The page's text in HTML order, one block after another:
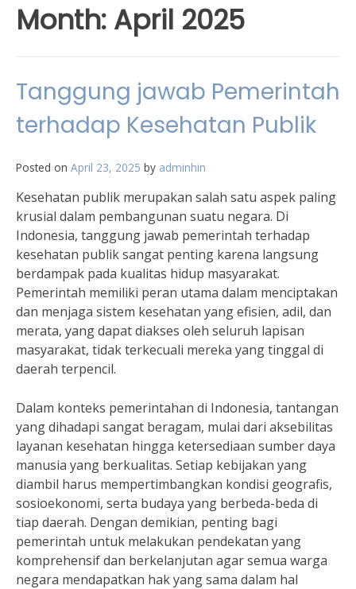
Month: April 2025
Tanggung jawab Pemerintah
terhadap Kesehatan Publik
Posted on April 23, 2025 by adminhin
Kesehatan publik merupakan salah satu aspek paling
krusial dalam pembangunan suatu negara. Di
Indonesia, tanggung jawab pemerintah terhadap
kesehatan publik sangat penting karena langsung
berdampak pada kualitas hidup masyarakat.
Pemerintah memiliki peran utama dalam menciptakan
dan menjaga sistem kesehatan yang efisien, adil, dan
merata, yang dapat diakses oleh seluruh lapisan
masyarakat, tidak terkecuali mereka yang tinggal di
daerah terpencil.
Dalam konteks pemerintahan di Indonesia, tantangan
yang dihadapi sangat beragam, mulai dari aksebilitas
layanan kesehatan hingga ketersediaan sumber daya
manusia yang berkualitas. Setiap kebijakan yang
diambil harus mempertimbangkan kondisi geografis,
sosioekonomi, serta budaya yang berbeda-beda di
tiap daerah. Dengan demikian, penting bagi
pemerintah untuk melakukan pendekatan yang
komprehensif dan berkelanjutan agar semua warga
negara mendapatkan hak yang sama dalam hal